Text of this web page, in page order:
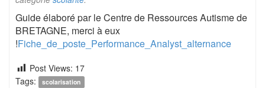
Guide élaboré par le Centre de Ressources Autisme de
BRETAGNE, merci à eux
!Fiche_de_poste_Performance_Analyst_alternance
Post Views: 17
Tags:
scolarisation